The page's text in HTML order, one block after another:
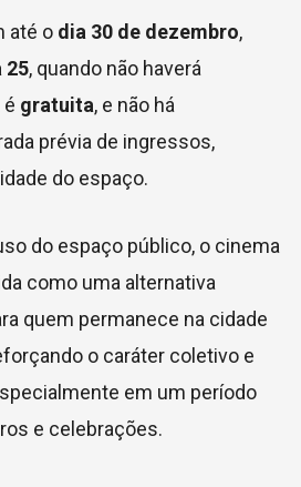
até o dia 30 de dezembro,
25, quando não haverá
gratuita, e não há
prévia de ingressos,
do espaço.
do espaço público, o cinema
como uma alternativa
quem permanece na cidade
o caráter coletivo e
em um período
e celebrações.